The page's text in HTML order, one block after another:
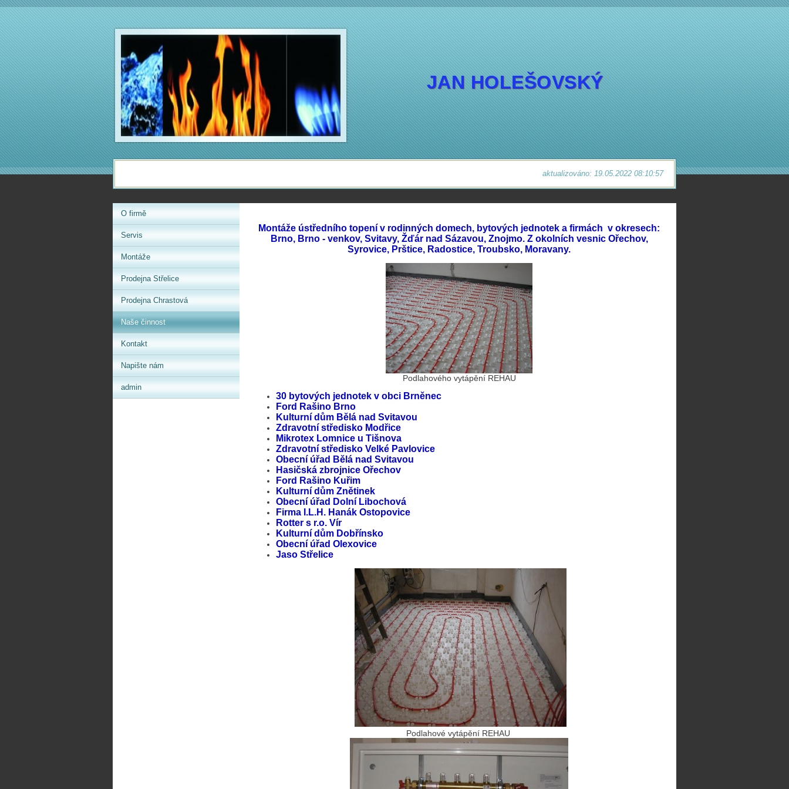
JAN HOLEŠOVSKÝ
aktualizováno: 19.05.2022 08:10:57
Montáže ústředního topení v rodinných domech, bytových jednotek a firmách v okresech:
Brno, Brno - venkov, Svitavy, Žďár nad Sázavou, Znojmo. Z okolních vesnic Ořechov,
Syrovice, Prštice, Radostice, Troubsko, Moravany.
Podlahového vytápění REHAU
30 bytových jednotek v obci Brněnec
Ford Rašino Brno
Kulturní dům Bělá nad Svitavou
Zdravotní středisko Modřice
Mikrotex Lomnice u Tišnova
Zdravotní středisko Velké Pavlovice
Obecní úřad Bělá nad Svitavou
Hasičská zbrojnice Ořechov
Ford Rašino Kuřim
Kulturní dům Znětinek
Obecní úřad Dolní Libochová
Firma I.L.H. Hanák Ostopovice
Rotter s r.o. Vír
Kulturní dům Dobřínsko
Obecní úřad Olexovice
Jaso Střelice
Podlahové vytápění REHAU
O firmě
Servis
Montáže
Prodejna Střelice
Prodejna Chrastová
Naše činnost
Kontakt
Napište nám
admin